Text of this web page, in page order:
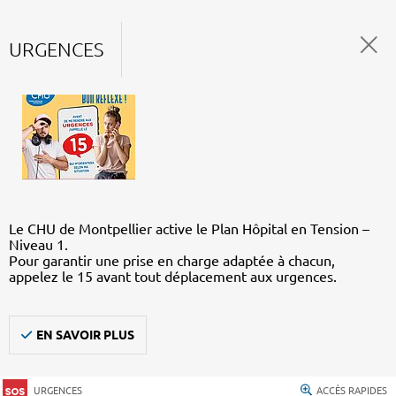
URGENCES
Le CHU de Montpellier active le Plan Hôpital en Tension –
Niveau 1.
Pour garantir une prise en charge adaptée à chacun,
appelez le 15 avant tout déplacement aux urgences.
EN SAVOIR PLUS
URGENCES ACCÈS RAPIDES